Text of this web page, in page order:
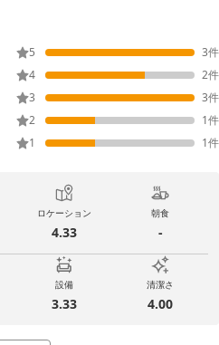
5 3件
4
2件
3
3件
2
1件
1
1件
ロケーション
4.33
朝食
-
設備
3.33
清潔さ
4.00